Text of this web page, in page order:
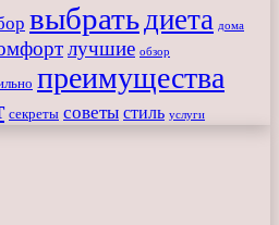
выбратьдиета дома
лучшие обзор
преимущества
секреты советы стиль услуги